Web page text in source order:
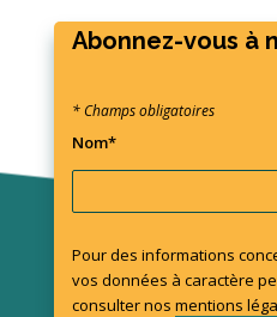
Abonnez-vous à
* Champs obligatoires
Nom*
Pour des informations
vos données à caractère
consulter nos mentions